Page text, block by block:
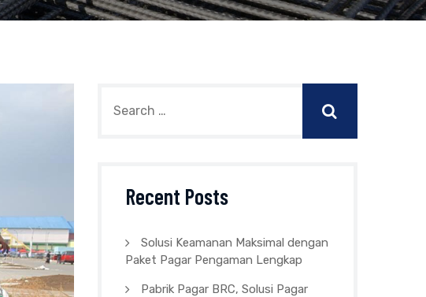
Recent Posts
Solusi Keamanan Maksimal dengan
Paket Pagar Pengaman Lengkap
Pabrik Pagar BRC, Solusi Pagar